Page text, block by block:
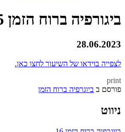
ביגורפיה ברוח הזמן 15
28.06.2023
לצפייה בוידאו של השיעור לחצו כאן.
print
פורסם ב ביוגרפיה ברוח הזמן
ניווט